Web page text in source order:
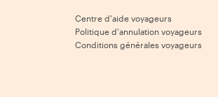
Centre d'aide voyageurs
Politique d'annulation voyageurs
Conditions générales voyageurs